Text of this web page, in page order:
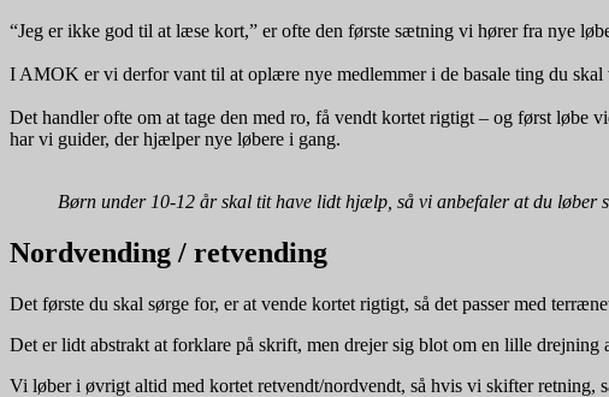
“Jeg er ikke god til at læse kort,” er ofte den første sætning vi hører fra nye
I AMOK er vi derfor vant til at oplære nye medlemmer i de basale ting du
Det handler ofte om at tage den med ro, få vendt kortet rigtigt – og først løbe
har vi guider, der hjælper nye løbere i gang.
Børn under 10-12 år skal tit have lidt hjælp, så vi anbefaler at du løber
Nordvending / retvending
Det første du skal sørge for, er at vende kortet rigtigt, så det passer med
Det er lidt abstrakt at forklare på skrift, men drejer sig blot om en lille drejning
Vi løber i øvrigt altid med kortet retvendt/nordvendt, så hvis vi skifter retning,